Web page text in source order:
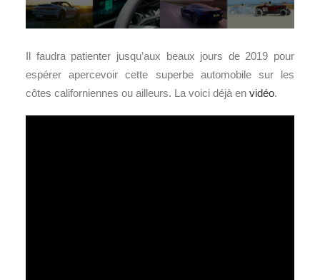
Il faudra patienter jusqu’aux beaux jours de 2019 pour
espérer apercevoir cette superbe automobile sur les
côtes californiennes ou ailleurs. La voici déjà en vidéo.